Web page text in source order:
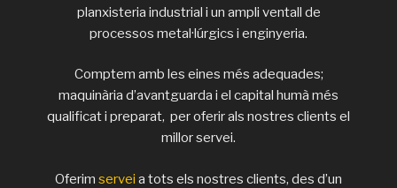
planxisteria industrial i un ampli ventall de
processos metal·lúrgics i enginyeria.
Comptem amb les eines més adequades;
maquinària d’avantguarda i el capital humà més
qualificat i preparat, per oferir als nostres clients el
millor servei.
Oferim servei a tots els nostres clients, des d’un